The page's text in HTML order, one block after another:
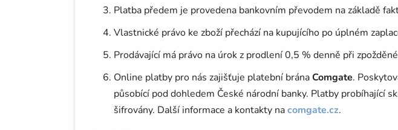
Platba předem je provedena bankovním převodem na základě
Vlastnické právo ke zboží přechází na kupujícího po úplném
Prodávající má právo na úrok z prodlení 0,5 % denně při
Online platby pro nás zajišťuje platební bránaComgate.
působící pod dohledem České národní banky. Platby probíhající
šifrovány. Další informace a kontakty nacomgate.cz.